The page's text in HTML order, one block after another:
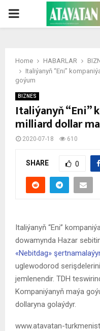
PRIMARY
Home HABARLAR
Italiýanyň “Eni”
goýum
BIZNES
Italiýanyň “Eni”
milliard dollar
2020-07-18 610
SHARE 0
Italiýanyň “Eni”
dowamynda Hazar
«Nebitdag»
uglewodorod
jemlenendir. TDH
Kompaniýanyň maýa
dollaryna golaýdyr.
www.atavatan-